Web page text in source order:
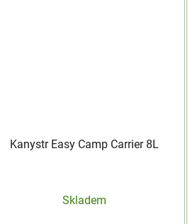
Kanystr Easy Camp Carrier 8L
Skladem